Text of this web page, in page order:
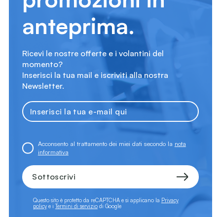
anteprima.
Ricevi le nostre offerte e i volantini del
momento?
Inserisci la tua mail e iscriviti alla nostra
Newsletter.
Acconsento al trattamento dei miei dati secondo la nota
informativa
Sottoscrivi
Questo sito è protetto da reCAPTCHA e si applicano la Privacy
policye iTermini di serviziodi Google